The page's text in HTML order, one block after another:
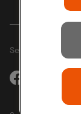
Seguici sui Social: